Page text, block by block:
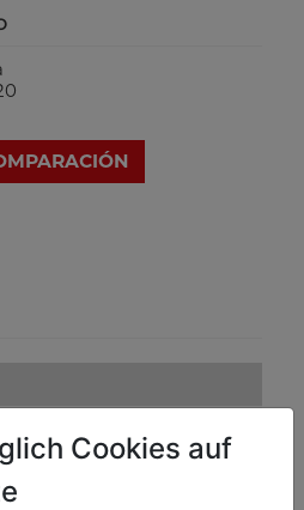
0.20
Cookies auf